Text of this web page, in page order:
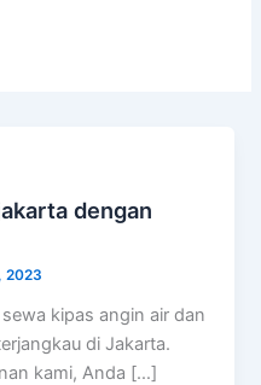
dengan
2023
kipas angin air dan
di Jakarta.
kami, Anda […]